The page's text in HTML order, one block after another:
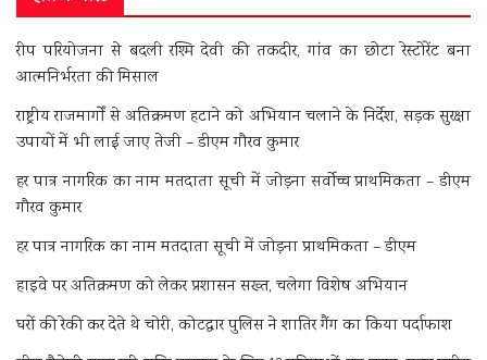
रीप परियोजना से बदली रश्मि देवी की तकदीर, गांव का छोटा रेस्टोरेंट बना
आत्मनिर्भरता की मिसाल
राष्ट्रीय राजमार्गों से अतिक्रमण हटाने को अभियान चलाने के निर्देश, सड़क सुरक्षा
उपायों में भी लाई जाए तेजी – डीएम गौरव कुमार
हर पात्र नागरिक का नाम मतदाता सूची में जोड़ना सर्वोच्च प्राथमिकता – डीएम
गौरव कुमार
हर पात्र नागरिक का नाम मतदाता सूची में जोड़ना प्राथमिकता – डीएम
हाइवे पर अतिक्रमण को लेकर प्रशासन सख्त, चलेगा विशेष अभियान
घरों की रेकी कर देते थे चोरी, कोटद्वार पुलिस ने शातिर गैंग का किया पर्दाफाश